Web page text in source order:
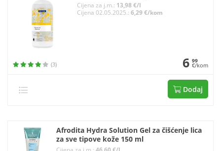
Cijena za j.m.: 13,98 €/l
Cijena 02.05.2025.: 6,29 €/kom
(3) 6 99
€/kom
Dodaj
Afrodita Hydra Solution Gel za čišćenje lica
za sve tipove kože 150 ml